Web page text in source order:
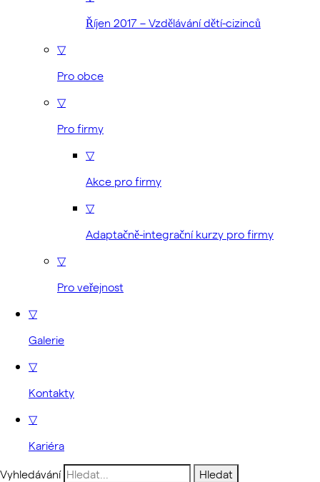
Říjen 2017 – Vzdělávání dětí-cizinců
▽
Pro obce
▽
Pro firmy
▽
Akce pro firmy
▽
Adaptačně-integrační kurzy pro firmy
▽
Pro veřejnost
▽
Galerie
▽
Kontakty
▽
Kariéra
Vyhledávání